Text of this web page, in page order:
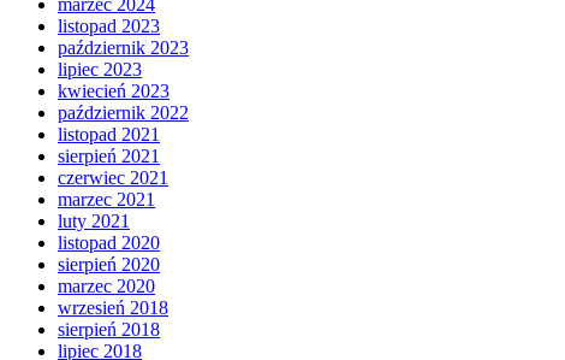
listopad 2023
październik 2023
lipiec 2023
kwiecień 2023
październik 2022
listopad 2021
sierpień 2021
czerwiec 2021
marzec 2021
luty 2021
listopad 2020
sierpień 2020
marzec 2020
wrzesień 2018
sierpień 2018
lipiec 2018